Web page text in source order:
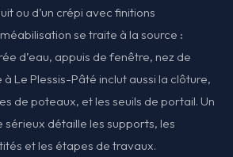
ou d’un crépi avec finitions
se traite à la source :
d’eau, appuis de fenêtre, nez de
Le Plessis-Pâté inclut aussi la clôture,
de poteaux, et les seuils de portail. Un
détaille les supports, les
et les étapes de travaux.